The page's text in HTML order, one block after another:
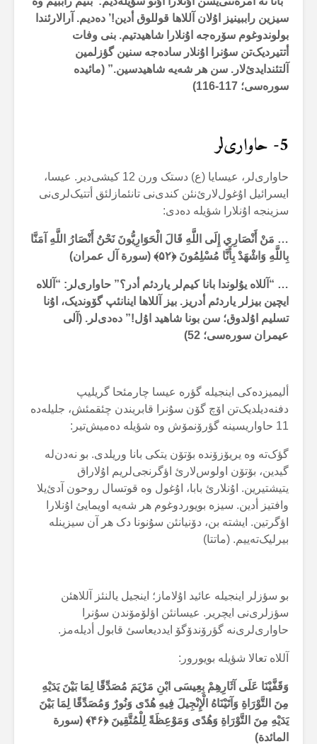
سیزین راببینیز اۇلان آللاها قوللوق أدین!’ دەدیم. آرالارئندا
بولوندوغوم سۆرەجە اۇنلارا شاهیدتیم. بنی وفات
أتتیردیک‌تن سۇنرا اۇنلار سادەجە سنین گؤزلمین
آلتئندایدئ‌لار. سن هر شەیە شاهیدسین.” (مائیدە
سورەسی؛ 117-116)
5- حاواری‌لر
حاواری‌لر، عیسایا (ع) دستک ورن 12 کیشی‌دیر. عیسا،
ایسرائیل اۇغول‌لارئ‌نئن کندی‌نی تانئمازلئق أتتیک‌لری‌نی
سزینجە اۇنلارا شؤیلە دەدی:
… مَنْ أَنْصَارِي إِلَى اللَّهِ قَالَ الْحَوَارِيُّونَ نَحْنُ أَنْصَارُ اللَّهِ آمَنَّا
بِاللَّهِ وَاشْهَدْ بِأَنَّا مُسْلِمُونَ ﴿۵۲﴾ (سورة آل عمران)
… “آللاە یۇلوندا بانا کیم‌لر یاردئم أدر؟” حاواری‌لر: “آللاە
ایچین بیزلر یاردئم أدریز. بیز آللاها اینانئپ گۆوندیک، اۇنا
تسلیم اۇلدوق؛ سن بونا شاهید اۇل!” دەدی‌لر. (آلی
عیمران سورەسی؛ 52)
ألیمیزدەکی اینجیلە گؤرە عیسا چارمئحا گریلیپ
دفنەدیلدیک‌تن اۆچ گۆن سۇنرا قابریندن چئقمئش، جلیلەدە
11 حاواریسینە گؤرۆنمۆش وە شؤیلە دەمیش‌تیر:
گؤک‌تە وە یریۆزۆندە بۆتۆن یتکی بانا وریلدی. بو نەدن‌لە
گیدین، بۆتۆن اولوس‌لارئ اؤگرنجی‌لریم اۇلاراق
یتیشتیرین. اۇنلارئ بابا، اۇغول وە قوتسال روحون آدئ‌یلا
وافتیز أدین. سیزە بویوردوغوم هر شەیە اویمایئ اۇنلارا
اؤگرتین. ایشتە بن، دۆنیانئن سۇنونا دک هر آن سیزینلە
بیرلیک‌تەییم. (ماتتا)
بو سؤزلر اینجیلە عائید اۇلاماز؛ اینجیل یالنئز آللاهئن
سؤزلری‌نی ایچریر. عیسانئن اؤلۆمۆندن سۇنرا
حاواری‌لری‌نە گؤرۆندۆگۆ ایددیعاسئ قابول أدیلەمز.
آللاە تعالا شؤیلە بویورور:
وَقَفَّيْنَا عَلَى آثَارِهِمْ بِعِيسَى ابْنِ مَرْيَمَ مُصَدِّقًا لِمَا بَيْنَ يَدَيْهِ
مِنَ التَّوْرَاةِ وَآتَيْنَاهُ الْإِنْجِيلَ فِيهِ هُدًى وَنُورٌ وَمُصَدِّقًا لِمَا بَيْنَ
يَدَيْهِ مِنَ التَّوْرَاةِ وَهُدًى وَمَوْعِظَةً لِلْمُتَّقِينَ ﴿۴۶﴾ (سورة
المائدة)